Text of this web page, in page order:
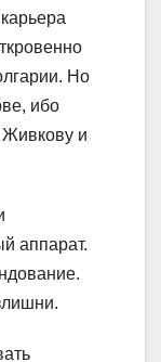
Но
ибо
Живкову и
аппарат.